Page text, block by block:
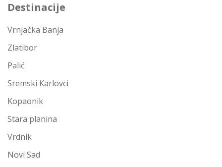
Destinacije
Vrnjačka Banja
Zlatibor
Palić
Sremski Karlovci
Kopaonik
Stara planina
Vrdnik
Novi Sad